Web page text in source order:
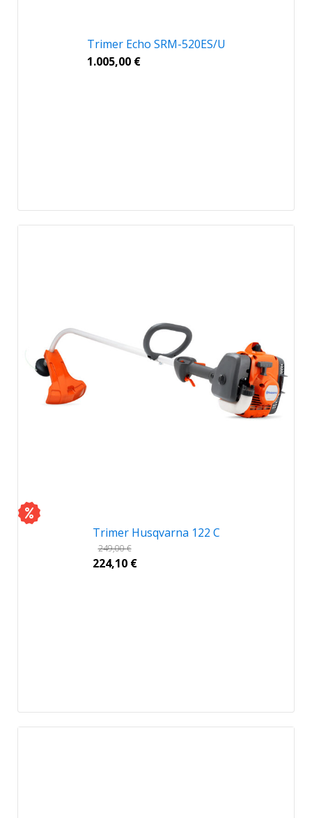
Trimer Echo SRM-520ES/U
1.005,00 €
Trimer Husqvarna 122 C
249,00€
224,10 €